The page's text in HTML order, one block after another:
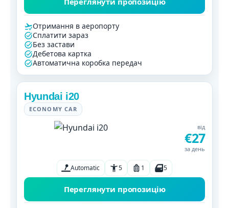
Отримання в аеропорту
Сплатити зараз
Без застави
Дебетова картка
Автоматична коробка передач
Hyundai i20
ECONOMY CAR
від
€27
за день
Automatic 5 1 5
Переглянути пропозицію